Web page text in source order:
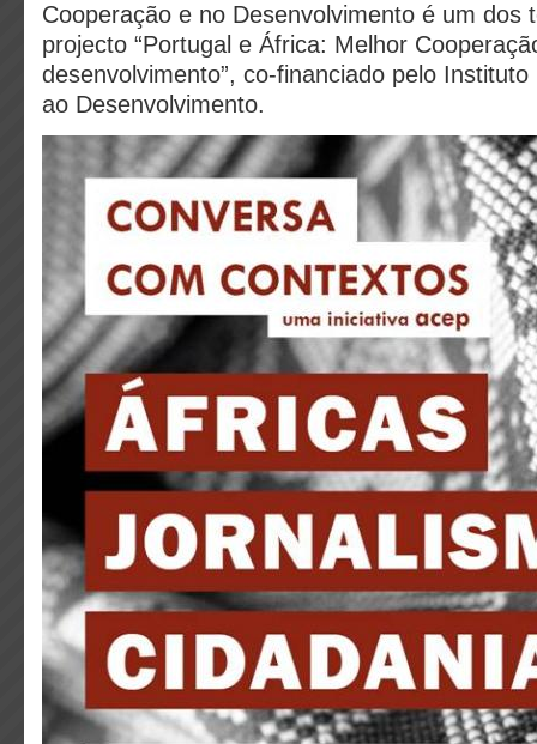
Cooperação e no Desenvolvimento é um dos
projecto “Portugal e África: Melhor
desenvolvimento”, co-financiado pelo
ao Desenvolvimento.